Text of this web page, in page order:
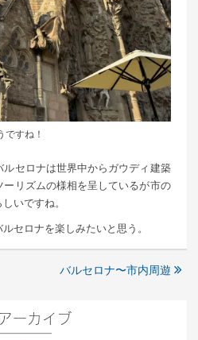
すね！
セロナは世界中からガウディ建築
リズムの様相を呈しているが市の
いですね。
セロナを楽しみたいと思う。
バルセロナ〜市内周遊
ーカイブ